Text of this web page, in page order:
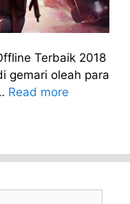
Terbaik 2018
gemari oleah para
Read more